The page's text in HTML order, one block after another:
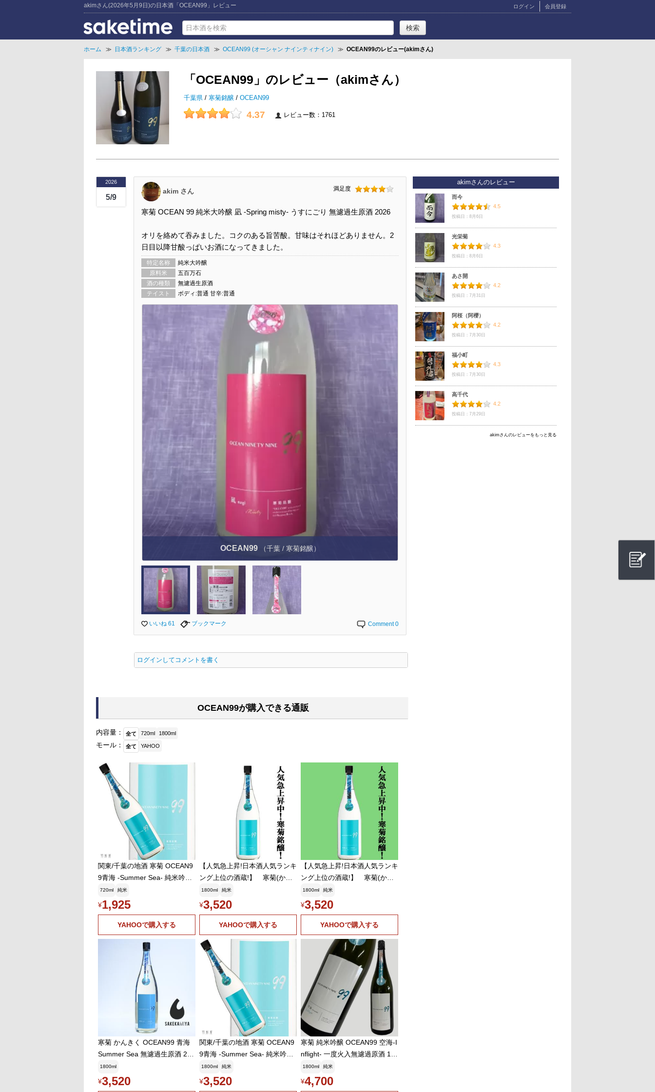
akimさん(2026年5月9日)の日本酒「OCEAN99」レビュー ログイン 会員登録
ホーム ≫ 日本酒ランキング ≫ 千葉の日本酒 ≫ OCEAN99 (オーシャン ナインティナイン) ≫ OCEAN99のレビュー(akimさん)
「OCEAN99」のレビュー（akimさん）
千葉県 / 寒菊銘醸 / OCEAN99
4.37 レビュー数：1761
2026
5/9
akim さん 満足度
寒菊 OCEAN 99 純米大吟醸 凪 -Spring misty- うすにごり 無濾過生原酒 2026
オリを絡めて吞みました。コクのある旨苦酸。甘味はそれほどありません。2
日目以降甘酸っぱいお酒になってきました。
特定名称
純米大吟醸
原料米
五百万石
酒の種類
無濾過生原酒
テイスト
ボディ:普通 甘辛:普通
OCEAN99 （千葉 / 寒菊銘醸）
いいね 61 ブックマーク Comment 0
ログインしてコメントを書く
akimさんのレビュー
而今
4.5
投稿日：8月6日
光栄菊
4.3
投稿日：8月6日
あさ開
4.2
投稿日：7月31日
阿桜（阿櫻）
4.2
投稿日：7月30日
福小町
4.3
投稿日：7月30日
高千代
4.2
投稿日：7月29日
akimさんのレビューをもっと見る
OCEAN99が購入できる通販
内容量： 全て 720ml 1800ml
モール： 全て YAHOO
関東/千葉の地酒 寒菊 OCEAN9
9青海 -Summer Sea- 純米吟醸
無濾過生原酒 (寒菊銘醸)720ml
720ml 純米
¥1,925
YAHOOで購入する
【人気急上昇!日本酒人気ランキ
ング上位の酒蔵!】 寒菊(かん
きく) 純米吟醸 OCEAN99
青海(おうみ) 出羽燦々 14
度 1800ml(クール便推奨)(k)
1800ml 純米
¥3,520
YAHOOで購入する
【人気急上昇!日本酒人気ランキ
ング上位の酒蔵!】 寒菊(かん
きく) 純米吟醸 OCEAN99
青海(おうみ) 出羽燦々 14
度 1800ml(クール便推奨)(k)
1800ml 純米
¥3,520
YAHOOで購入する
寒菊 かんきく OCEAN99 青海
Summer Sea 無濾過生原酒 202
6 1800ml|みずみずしい果実味|
爽快な酸が心地よく弾ける夏の
生原酒|千葉 寒菊銘醸【クール
1800ml
¥3,520
関東/千葉の地酒 寒菊 OCEAN9
9青海 -Summer Sea- 純米吟醸
無濾過生原酒 (寒菊銘醸)1800m
l
1800ml 純米
¥3,520
寒菊 純米吟醸 OCEAN99 空海-I
nflight- 一度火入無濾過原酒 18
00ml
1800ml 純米
¥4,700